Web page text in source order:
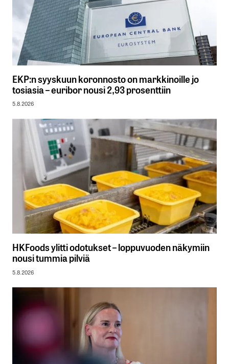
EKP:n syyskuun koronnosto on markkinoille jo
tosiasia – euribor nousi 2,93 prosenttiin
5.8.2026
HKFoods ylitti odotukset – loppuvuoden näkymiin
nousi tummia pilviä
5.8.2026